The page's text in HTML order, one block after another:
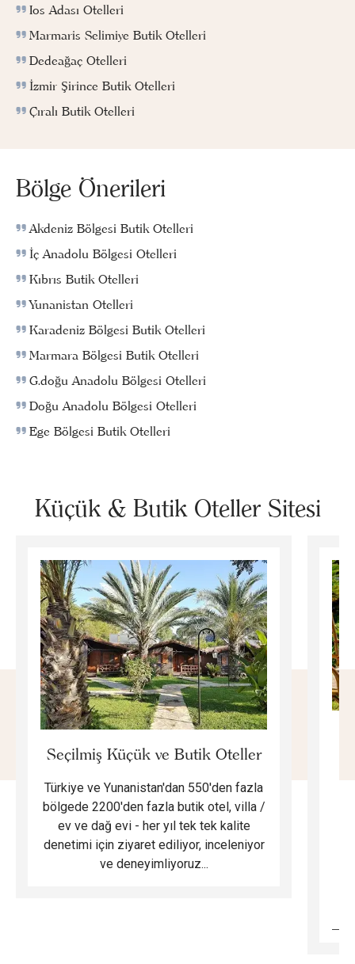
Ios Adası Otelleri
Marmaris Selimiye Butik Otelleri
Dedeağaç Otelleri
İzmir Şirince Butik Otelleri
Çıralı Butik Otelleri
Bölge Önerileri
Akdeniz Bölgesi Butik Otelleri
İç Anadolu Bölgesi Otelleri
Kıbrıs Butik Otelleri
Yunanistan Otelleri
Karadeniz Bölgesi Butik Otelleri
Marmara Bölgesi Butik Otelleri
G.doğu Anadolu Bölgesi Otelleri
Doğu Anadolu Bölgesi Otelleri
Ege Bölgesi Butik Otelleri
Küçük & Butik Oteller Sitesi
Seçilmiş Küçük ve Butik Oteller
Türkiye ve Yunanistan'dan 550'den fazla
bölgede 2200'den fazla butik otel, villa /
ev ve dağ evi - her yıl tek tek kalite
denetimi için ziyaret ediliyor, inceleniyor
ve deneyimliyoruz...